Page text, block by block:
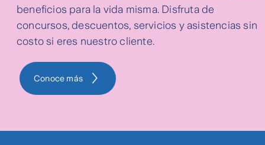
beneficios para la vida misma. Disfruta de
concursos, descuentos, servicios y asistencias sin
costo si eres nuestro cliente.
Conoce más